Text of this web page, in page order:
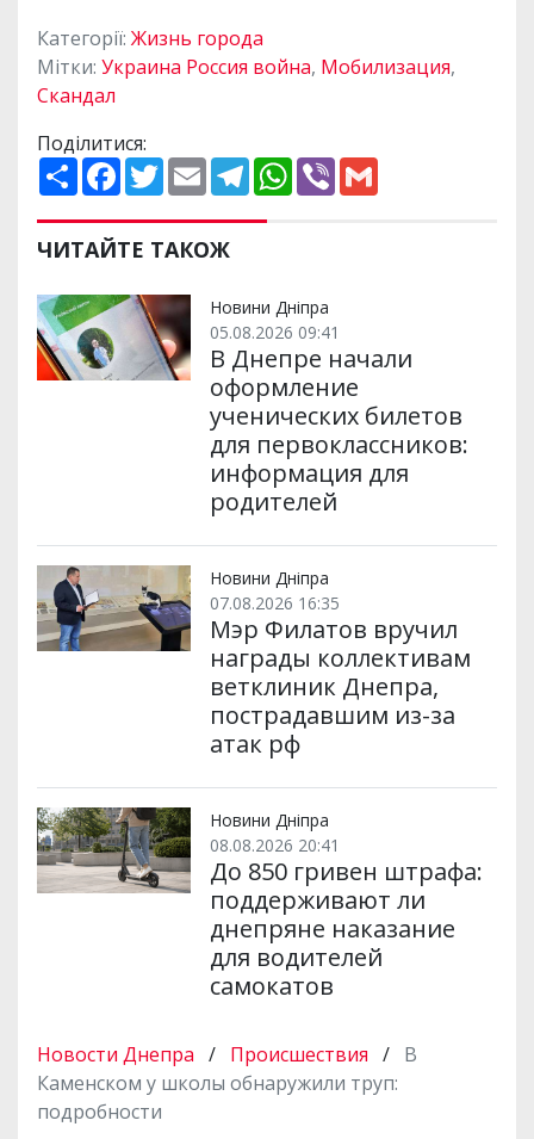
Категорії: Жизнь города
Мітки: Украина Россия война, Мобилизация,
Скандал
Поділитися:
П
о
ш
и
р
и
и
F
a
c
e
b
o
k
T
w
t
t
e
E
m
a
i
l
T
e
e
m
W
h
a
p
V
b
ЧИТАЙТЕ ТАКОЖ
Новини Дніпра
05.08.2026 09:41
В Днепре начали
оформление
ученических билетов
для первоклассников:
информация для
родителей
Новини Дніпра
07.08.2026 16:35
Мэр Филатов вручил
награды коллективам
ветклиник Днепра,
пострадавшим из-за
атак рф
Новини Дніпра
08.08.2026 20:41
До 850 гривен штрафа:
поддерживают ли
днепряне наказание
для водителей
самокатов
Новости Днепра / Происшествия / В
Каменском у школы обнаружили труп:
подробности